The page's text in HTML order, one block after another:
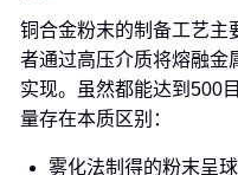
铜合金粉末的制备工艺主
者通过高压介质将熔融金
实现。虽然都能达到500
量存在本质区别：
雾化法制得的粉末呈